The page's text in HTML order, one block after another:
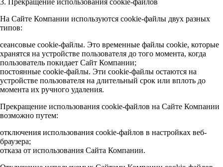
3. Прекращение использования cookie-файлов
На Сайте Компании используются cookie-файлы двух разных
типов:
сеансовые cookie-файлы. Это временные файлы cookie, которые
хранятся на устройстве пользователя до того момента, когда
пользователь покидает Сайт Компании;
постоянные cookie-файлы. Эти cookie-файлы остаются на
устройстве пользователя на длительный срок или вплоть до
момента их ручного удаления.
Прекращение использования cookie-файлов на Сайте Компании
возможно путем:
отключения использования cookie-файлов в настройках веб-
браузера;
отказа от использования Сайта Компании.